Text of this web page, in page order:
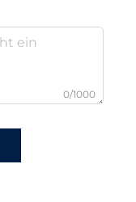
0/1000